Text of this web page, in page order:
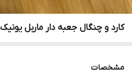
کارد و چنگال جعبه دار ماربل یونیک
مشخصات